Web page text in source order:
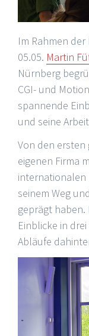
Im Rahmen der
05.05. Martin
Nürnberg
CGI- und
spannende
und seine
Von den ersten
eigenen Firma
internationalen
seinem Weg
geprägt
Einblicke in
Abläufe